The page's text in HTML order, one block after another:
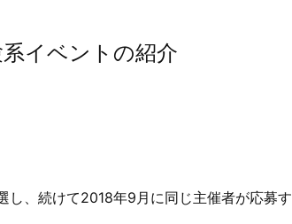
イベントの紹介
し、続けて2018年9 月に同じ主催者が応募